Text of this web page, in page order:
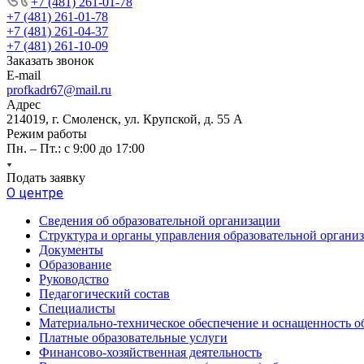
+7 (481) 261-01-78
+7 (481) 261-04-37
+7 (481) 261-10-09
Заказать звонок
E-mail
profkadr67@mail.ru
Адрес
214019, г. Смоленск, ул. Крупской, д. 55 А
Режим работы
Пн. – Пт.: с 9:00 до 17:00
Подать заявку
О центре
Сведения об образовательной организации
Структура и органы управления образовательной
Документы
Образование
Руководство
Педагогический состав
Специалисты
Материально-техническое обеспечение и оснащенность
Платные образовательные услуги
Финансово-хозяйственная деятельность